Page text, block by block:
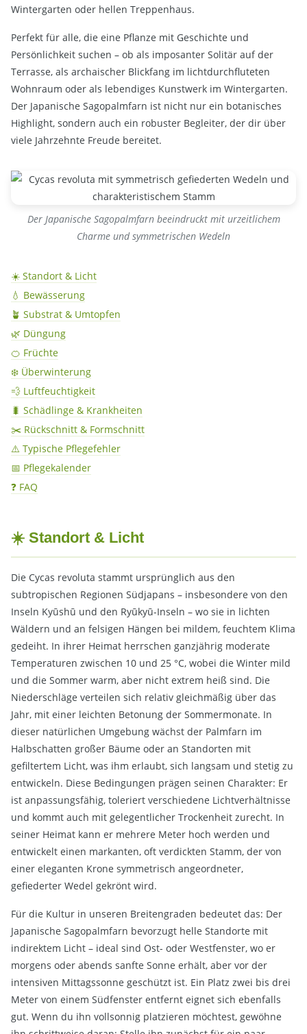
Wintergarten oder hellen Treppenhaus.
Perfekt für alle, die eine Pflanze mit Geschichte und
Persönlichkeit suchen – ob als imposanter Solitär auf der
Terrasse, als archaischer Blickfang im lichtdurchfluteten
Wohnraum oder als lebendiges Kunstwerk im Wintergarten.
Der Japanische Sagopalmfarn ist nicht nur ein botanisches
Highlight, sondern auch ein robuster Begleiter, der dir über
viele Jahrzehnte Freude bereitet.
Der Japanische Sagopalmfarn beeindruckt mit urzeitlichem
Charme und symmetrischen Wedeln
☀️ Standort & Licht
💧 Bewässerung
🪴 Substrat & Umtopfen
🌿 Düngung
🍊 Früchte
❄️ Überwinterung
💨 Luftfeuchtigkeit
🐛 Schädlinge & Krankheiten
✂️ Rückschnitt & Formschnitt
⚠️ Typische Pflegefehler
📅 Pflegekalender
❓ FAQ
☀️ Standort & Licht
Die Cycas revoluta stammt ursprünglich aus den
subtropischen Regionen Südjapans – insbesondere von den
Inseln Kyūshū und den Ryūkyū-Inseln – wo sie in lichten
Wäldern und an felsigen Hängen bei mildem, feuchtem Klima
gedeiht. In ihrer Heimat herrschen ganzjährig moderate
Temperaturen zwischen 10 und 25 °C, wobei die Winter mild
und die Sommer warm, aber nicht extrem heiß sind. Die
Niederschläge verteilen sich relativ gleichmäßig über das
Jahr, mit einer leichten Betonung der Sommermonate. In
dieser natürlichen Umgebung wächst der Palmfarn im
Halbschatten großer Bäume oder an Standorten mit
gefiltertem Licht, was ihm erlaubt, sich langsam und stetig zu
entwickeln. Diese Bedingungen prägen seinen Charakter: Er
ist anpassungsfähig, toleriert verschiedene Lichtverhältnisse
und kommt auch mit gelegentlicher Trockenheit zurecht. In
seiner Heimat kann er mehrere Meter hoch werden und
entwickelt einen markanten, oft verdickten Stamm, der von
einer eleganten Krone symmetrisch angeordneter,
gefiederter Wedel gekrönt wird.
Für die Kultur in unseren Breitengraden bedeutet das: Der
Japanische Sagopalmfarn bevorzugt helle Standorte mit
indirektem Licht – ideal sind Ost- oder Westfenster, wo er
morgens oder abends sanfte Sonne erhält, aber vor der
intensiven Mittagssonne geschützt ist. Ein Platz zwei bis drei
Meter von einem Südfenster entfernt eignet sich ebenfalls
gut. Wenn du ihn vollsonnig platzieren möchtest, gewöhne